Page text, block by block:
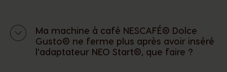
Ma machine à café NESCAFÉ® Dolce
Gusto® ne ferme plus après avoir inséré
l'adaptateur NEO Start®, que faire ?